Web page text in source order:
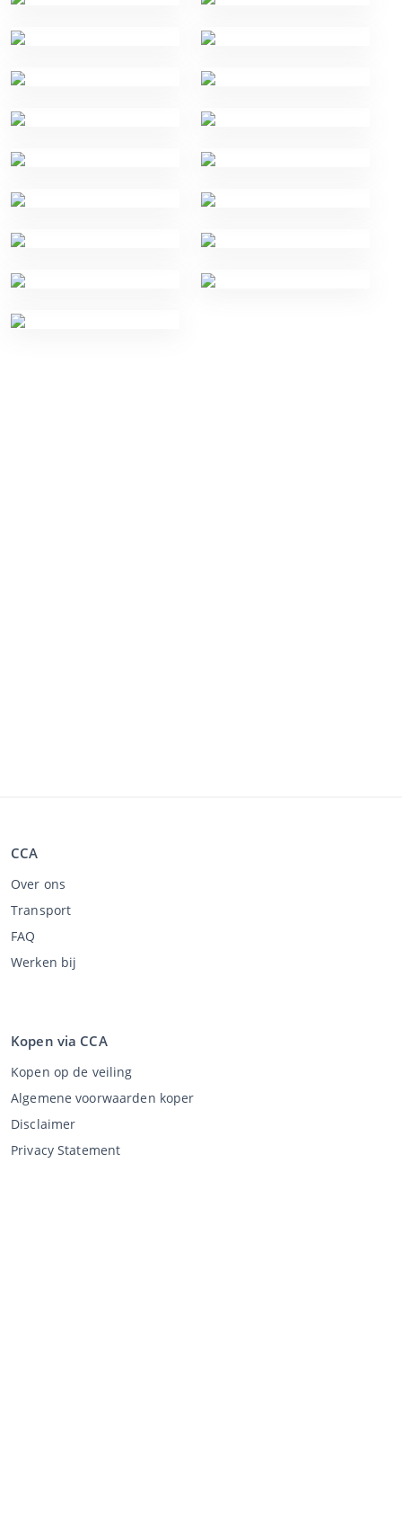
CCA
Over ons
Transport
FAQ
Werken bij
Kopen via CCA
Kopen op de veiling
Algemene voorwaarden koper
Disclaimer
Privacy Statement